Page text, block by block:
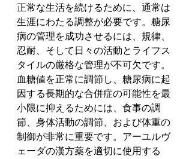
正常な生活を続けるために、通常は
生涯にわたる調整が必要です。糖尿
病の管理を成功させるには、規律、
忍耐、そして日々の活動とライフス
タイルの厳格な管理が不可欠です。
血糖値を正常に調節し、糖尿病に起
因する長期的な合併症の可能性を最
小限に抑えるためには、食事の調
節、身体活動の調節、および体重の
制御が非常に重要です。アーユルヴ
ェーダの漢方薬を適切に使用する